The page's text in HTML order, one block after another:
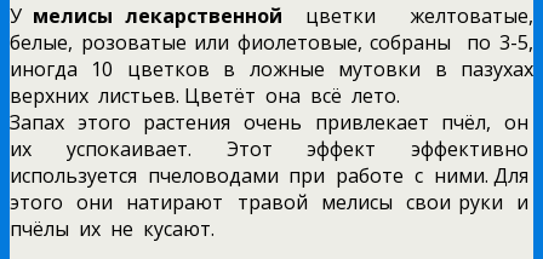
У мелисы лекарственной цветки желтоватые,
белые, розоватые или фиолетовые, собраны по 3-5,
иногда 10 цветков в ложные мутовки в пазухах
верхних листьев. Цветёт она всё лето.
Запах этого растения очень привлекает пчёл, он
их успокаивает. Этот эффект эффективно
используется пчеловодами при работе с ними. Для
этого они натирают травой мелисы свои руки и
пчёлы их не кусают.